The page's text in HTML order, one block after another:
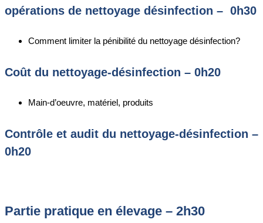
opérations de nettoyage désinfection – 0h30
Comment limiter la pénibilité du nettoyage désinfection?
Coût du nettoyage-désinfection – 0h20
Main-d’oeuvre, matériel, produits
Contrôle et audit du nettoyage-désinfection –
0h20
Partie pratique en élevage – 2h30